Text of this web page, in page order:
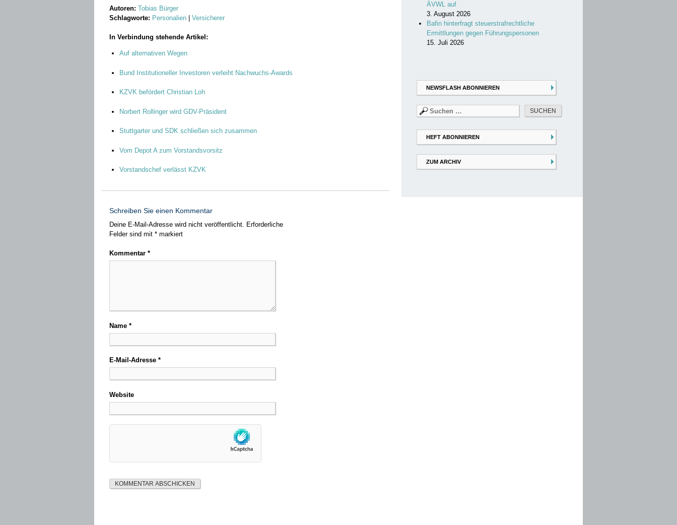
Autoren: Tobias Bürger
Schlagworte: Personalien | Versicherer
In Verbindung stehende Artikel:
Auf alternativen Wegen
Bund Institutioneller Investoren verleiht Nachwuchs-Awards
KZVK befördert Christian Loh
Norbert Rollinger wird GDV-Präsident
Stuttgarter und SDK schließen sich zusammen
Vom Depot A zum Vorstandsvorsitz
Vorstandschef verlässt KZVK
Schreiben Sie einen Kommentar
Deine E-Mail-Adresse wird nicht veröffentlicht. Erforderliche
Felder sind mit * markiert
Kommentar *
Name *
E-Mail-Adresse *
Website
ÄVWL auf
3. August 2026
Bafin hinterfragt steuerstrafrechtliche
Ermittlungen gegen Führungspersonen
15. Juli 2026
NEWSFLASH ABONNIEREN
Suchen
nach:
HEFT ABONNIEREN
ZUM ARCHIV